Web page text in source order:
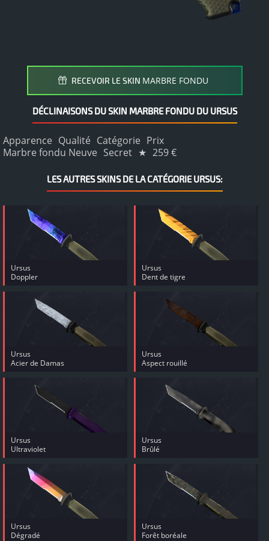
RECEVOIR LE SKIN MARBRE FONDU
DÉCLINAISONS DU SKIN MARBRE FONDU DU URSUS
Apparence Qualité Catégorie Prix
Marbre fondu Neuve Secret ★ 259 €
LES AUTRES SKINS DE LA CATÉGORIE URSUS:
Ursus
Doppler
Ursus
Dent de tigre
Ursus
Acier de Damas
Ursus
Aspect rouillé
Ursus
Ultraviolet
Ursus
Brûlé
Ursus
Dégradé
Ursus
Forêt boréale